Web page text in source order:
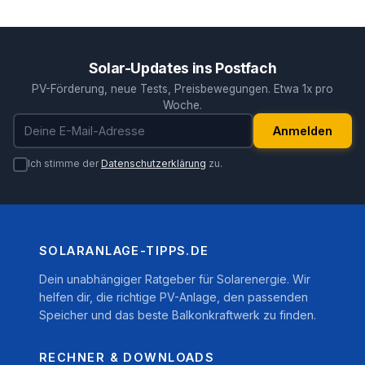
Solar-Updates ins Postfach
PV-Förderung, neue Tests, Preisbewegungen. Etwa 1x pro
Woche.
E-Mail-Adresse
Anmelden
Ich stimme derDatenschutzerklärung zu.
SOLARANLAGE-TIPPS.DE
Dein unabhängiger Ratgeber für Solarenergie. Wir
helfen dir, die richtige PV-Anlage, den passenden
Speicher und das beste Balkonkraftwerk zu finden.
RECHNER & DOWNLOADS